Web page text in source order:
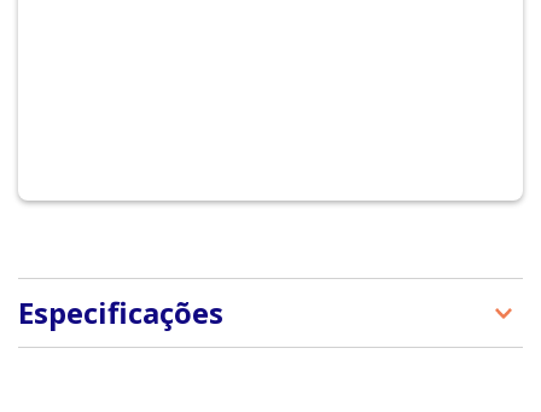
Especificações